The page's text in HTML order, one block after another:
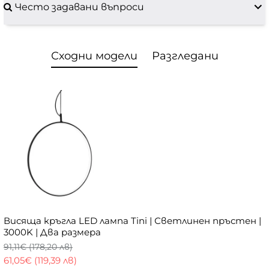
Често задавани въпроси
Сходни модели Разгледани
Висяща кръгла LED лампа Tini | Светлинен пръстен |
3000K | Два размера
61,05€ (119,39 лв)
91,11€ (178,20 лв)